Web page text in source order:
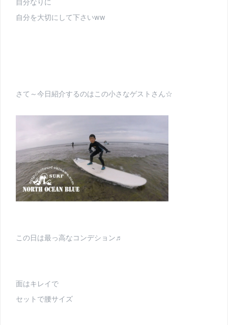
自分なりに
自分を大切にして下さいww
さて～今日紹介するのはこの小さなゲストさん☆
この日は最っ高なコンデション♬
面はキレイで
セットで腰サイズ